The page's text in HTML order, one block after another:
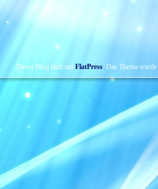
Dieser Blog läuft mit FlatPress. Das Thema